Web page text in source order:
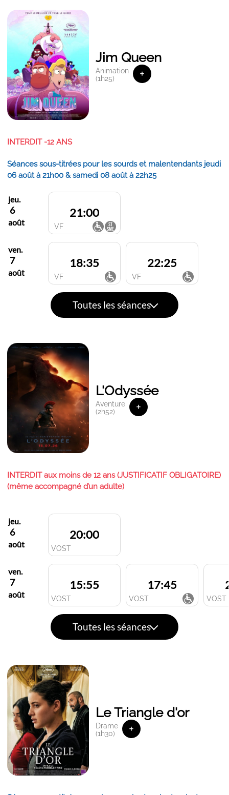
Jim Queen
Animation
(1h25)
+
INTERDIT -12 ANS
Séances sous-titrées pour les sourds et malentendants jeudi
06 août à 21h00 & samedi 08 août à 22h25
jeu.
6
août
21:00
VF
ven.
7
août
18:35
VF
22:25
VF
Toutes les séances
L'Odyssée
Aventure
(2h52)
+
INTERDIT aux moins de 12 ans (JUSTIFICATIF OBLIGATOIRE)
(même accompagné d’un adulte)
jeu.
6
août
20:00
VOST
ven.
7
août
15:55
VOST
17:45
VOST VOST
Toutes les séances
Le Triangle d'or
Drame
(1h30)
+